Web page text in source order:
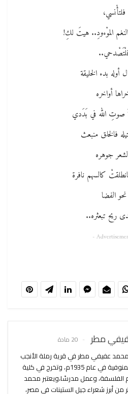
فلتأْنسي،
الموْءودِ‮.. ‬هيتَ‮ ‬لكِ‮!‬
أوله بدء الخليقة
أواخره
‬صوتِ‮ ‬الله في بَدَدي
فالخلق منبعث
جوهره
‬كالسهم نافرة
نحو الفضا
ريح‮ ‬تبعثره‮..‬
-
مطر 20 مادة
محمد عفيفي مطر في قرية رملة الأنجب
بمحافظة المنوفية في عام 1935م، وتخرج في كلية
الفلسفة، وعمل مدرسًا،ويعتبر محمد
أبرز شعراء جيل الستينات في مصر،